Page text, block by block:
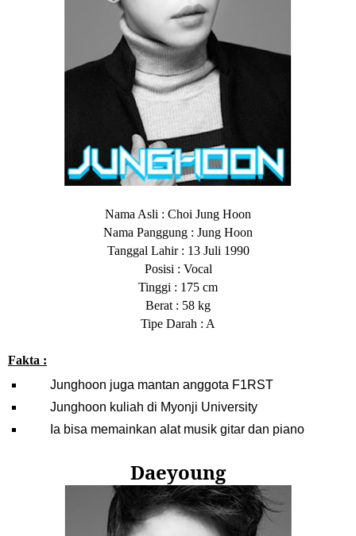
Nama Asli : Choi Jung Hoon
Nama Panggung : Jung Hoon
Tanggal Lahir : 13 Juli 1990
Posisi : Vocal
Tinggi : 175 cm
Berat : 58 kg
Tipe Darah : A
Fakta :
Junghoon juga mantan anggota F1RST
Junghoon kuliah di Myonji University
Ia bisa memainkan alat musik gitar dan piano
Daeyoung